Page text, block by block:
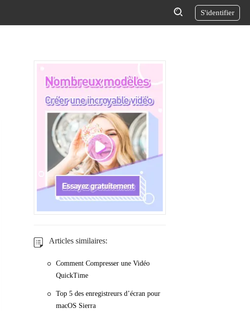
S'identifier
Articles similaires:
Comment Compresser une Vidéo
QuickTime
Top 5 des enregistreurs d’écran pour
macOS Sierra